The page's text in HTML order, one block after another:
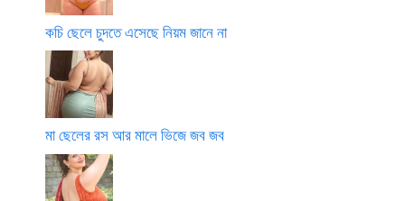
কচি ছেলে চুদতে এসেছে নিয়ম জানে না
মা ছেলের রস আর মালে ভিজে জব জব